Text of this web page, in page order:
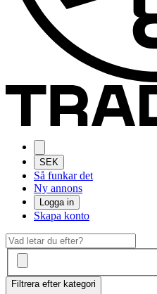
SEK
Så funkar det
Ny annons
Logga in
Skapa konto
Filtrera efter kategori